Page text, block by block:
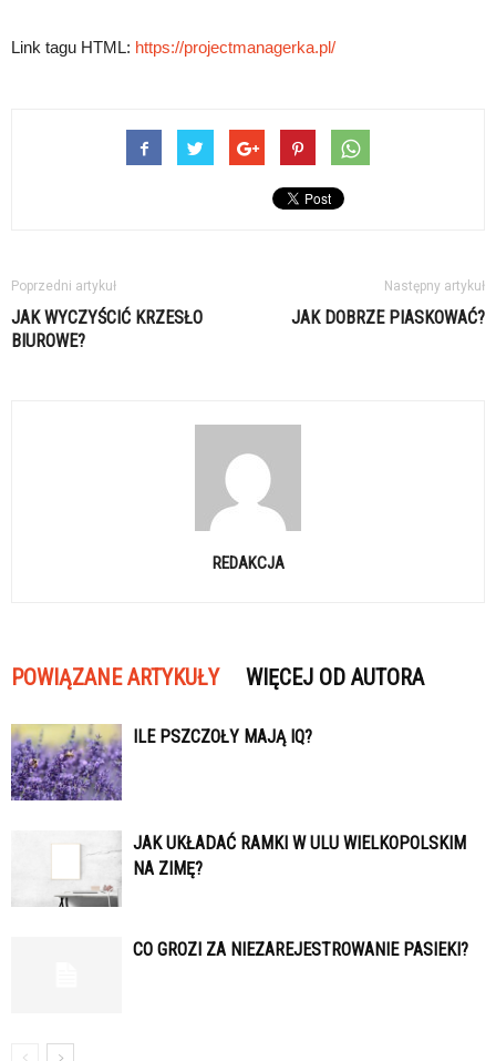
Link tagu HTML: https://projectmanagerka.pl/
Poprzedni artykuł
JAK WYCZYŚCIĆ KRZESŁO
BIUROWE?
Następny artykuł
JAK DOBRZE PIASKOWAĆ?
REDAKCJA
POWIĄZANE ARTYKUŁY WIĘCEJ OD AUTORA
ILE PSZCZOŁY MAJĄ IQ?
JAK UKŁADAĆ RAMKI W ULU WIELKOPOLSKIM
NA ZIMĘ?
CO GROZI ZA NIEZAREJESTROWANIE PASIEKI?